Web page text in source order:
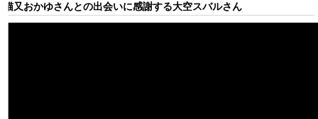
猫又おかゆさんとの出会いに感謝する大空スバルさん